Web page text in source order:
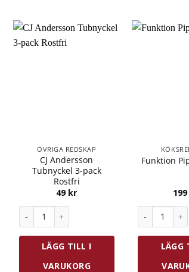
ÖVRIGA REDSKAP
CJ Andersson
Tubnyckel 3-pack
Rostfri
49 kr
LÄGG TILL I
VARUKORG
Funktion
199
LÄGG